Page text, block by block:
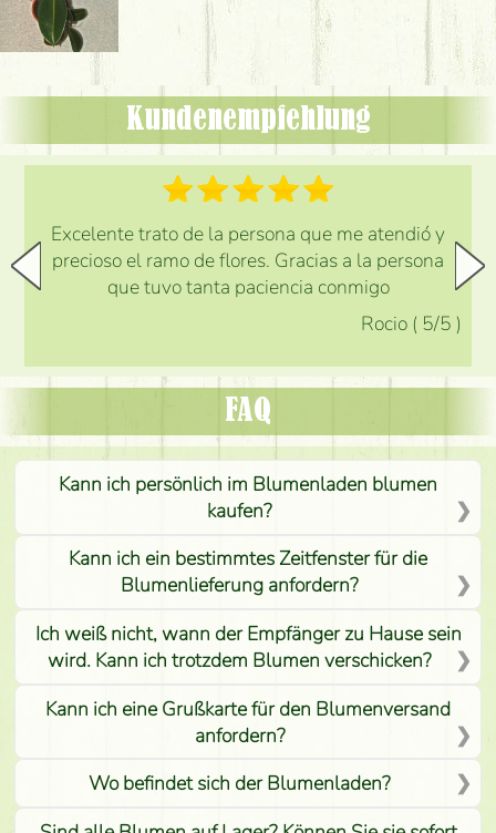
Kundenempfehlung
Excelente trato de la persona que me atendió y
precioso el ramo de flores. Gracias a la persona
que tuvo tanta paciencia conmigo
Rocio ( 5/5 )
FAQ
Kann ich persönlich im Blumenladen blumen
kaufen?
Kann ich ein bestimmtes Zeitfenster für die
Blumenlieferung anfordern?
Ich weiß nicht, wann der Empfänger zu Hause sein
wird. Kann ich trotzdem Blumen verschicken?
Kann ich eine Grußkarte für den Blumenversand
anfordern?
Wo befindet sich der Blumenladen?